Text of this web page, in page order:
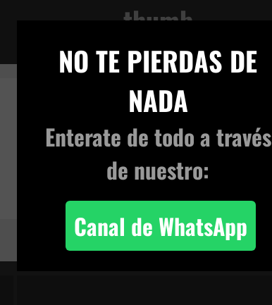
thumb
NO TE PIERDAS DE
NADA
Enterate de todoa través
de nuestro:
Canal de WhatsApp